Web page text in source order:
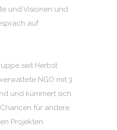
und Visionen und
auf
seit Herbst
NGO mit 3
und kümmert sich
für andere.
Projekten